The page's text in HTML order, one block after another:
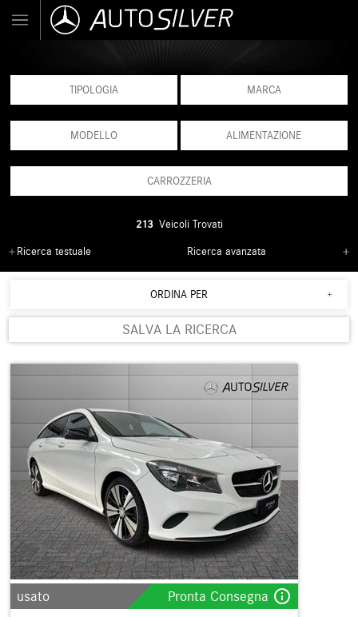
TIPOLOGIA MARCA
MODELLO ALIMENTAZIONE
CARROZZERIA
213Veicoli Trovati
Ricerca testuale
Ricerca avanzata
ORDINA PER
SALVA LA RICERCA
usato Pronta Consegna info_outline